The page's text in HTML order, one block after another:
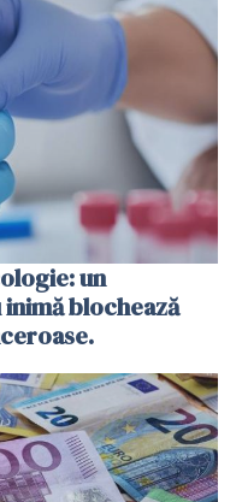
un
blochează